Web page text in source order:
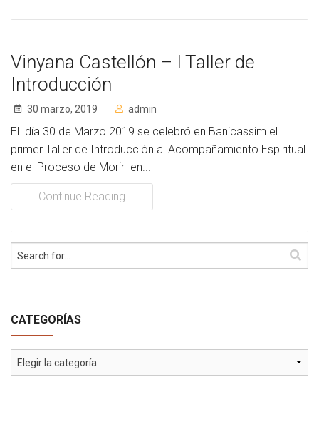
Vinyana Castellón – I Taller de
Introducción
30 marzo, 2019 admin
El día 30 de Marzo 2019 se celebró en Banicassim el
primer Taller de Introducción al Acompañamiento Espiritual
en el Proceso de Morir en...
Continue Reading
CATEGORÍAS
Categorías